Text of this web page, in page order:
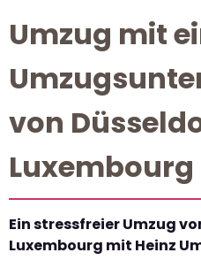
Umzug mit
von
Luxembourg
Ein stressfreier Umzug
Luxembourg mit Heinz